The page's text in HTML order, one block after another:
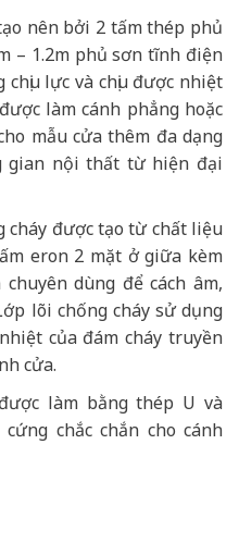
nên bởi 2 tấm thép phủ
– 1.2m phủ sơn tĩnh điện
chịu lực và chịu được nhiệt
làm cánh phẳng hoặc
mẫu cửa thêm đa dạng
gian nội thất từ hiện đại
cháy được tạo từ chất liệu
eron 2 mặt ở giữa kèm
dùng để cách âm,
lõi chống cháy sử dụng
của đám cháy truyền
cửa.
làm bằng thép U và
chắc chắn cho cánh